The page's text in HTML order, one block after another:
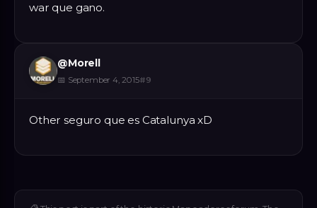
war que gano.
@Morell
📅 September 4, 2015#9
Other seguro que es Catalunya xD